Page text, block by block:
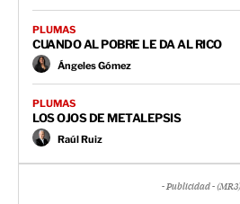
PLUMAS
CUANDO AL POBRE LE DA AL RICO
Ángeles Gómez
PLUMAS
LOS OJOS DE METALEPSIS
Raúl Ruiz
- Publicidad - (MR3)